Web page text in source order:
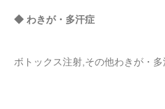
◆ わきが・多汗症
ボトックス注射,その他わきが・多